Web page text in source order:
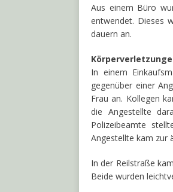
Aus einem Büro
entwendet. Dieses
dauern an.
In einem
gegenüber einer
Frau an. Kollegen
die Angestellte
Polizeibeamte
Angestellte kam zur
In der Reilstraße
Beide wurden